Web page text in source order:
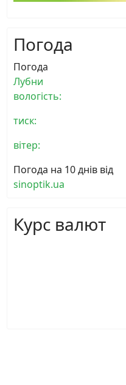
Погода
Погода
Лубни
вологість:
тиск:
вітер:
Погода на 10 днів від
sinoptik.ua
Курс валют